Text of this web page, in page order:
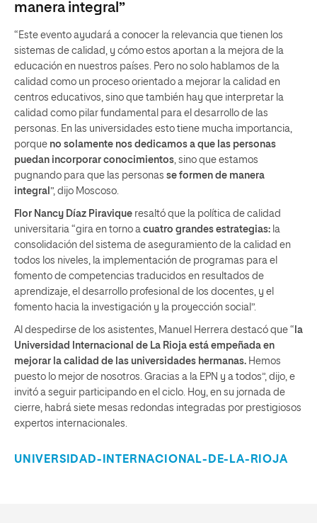
manera integral”
“Este evento ayudará a conocer la relevancia que tienen los
sistemas de calidad, y cómo estos aportan a la mejora de la
educación en nuestros países. Pero no solo hablamos de la
calidad como un proceso orientado a mejorar la calidad en
centros educativos, sino que también hay que interpretar la
calidad como pilar fundamental para el desarrollo de las
personas. En las universidades esto tiene mucha importancia,
porque no solamente nos dedicamos a que las personas
puedan incorporar conocimientos, sino que estamos
pugnando para que las personas se formen de manera
integral ”, dijo Moscoso.
Flor Nancy Díaz Piravique resaltó que la política de calidad
universitaria “gira en torno a cuatro grandes estrategias: la
consolidación del sistema de aseguramiento de la calidad en
todos los niveles, la implementación de programas para el
fomento de competencias traducidos en resultados de
aprendizaje, el desarrollo profesional de los docentes, y el
fomento hacia la investigación y la proyección social”.
Al despedirse de los asistentes, Manuel Herrera destacó que “ la
Universidad Internacional de La Rioja está empeñada en
mejorar la calidad de las universidades hermanas. Hemos
puesto lo mejor de nosotros. Gracias a la EPN y a todos”, dijo, e
invitó a seguir participando en el ciclo. Hoy, en su jornada de
cierre, habrá siete mesas redondas integradas por prestigiosos
expertos internacionales.
UNIVERSIDAD-INTERNACIONAL-DE-LA-RIOJA